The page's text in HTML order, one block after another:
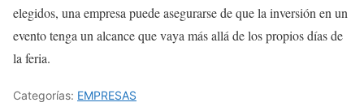
elegidos, una empresa puede asegurarse de que la inversión en un
evento tenga un alcance que vaya más allá de los propios días de
la feria.
Categorías: EMPRESAS